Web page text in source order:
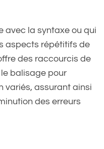
avec la syntaxe ou qui
aspects répétitifs de
des raccourcis de
balisage pour
variés, assurant ainsi
des erreurs